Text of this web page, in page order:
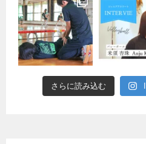
さらに読み込む